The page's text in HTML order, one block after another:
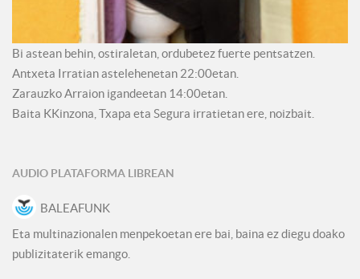
Bi astean behin, ostiraletan, ordubetez fuerte pentsatzen.
Antxeta Irratian astelehenetan 22:00etan.
Zarauzko Arraion igandeetan 14:00etan.
Baita KKinzona, Txapa eta Segura irratietan ere, noizbait.
AUDIO PLATAFORMA LIBREAN
BALEAFUNK
Eta multinazionalen menpekoetan ere bai, baina ez diegu doako
publizitaterik emango.